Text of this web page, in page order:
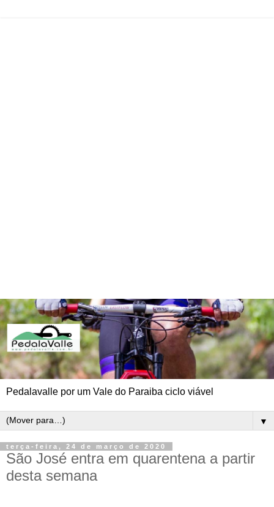
Pedalavalle por um Vale do Paraiba ciclo viável
▼
terça-feira, 24 de março de 2020
São José entra em quarentena a partir
desta semana